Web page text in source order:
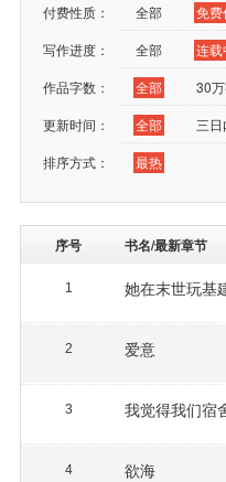
付费性质： 全部 免费
写作进度：
全部 连载
作品字数：
全部 30
更新时间：
全部 三日
排序方式：
最热
序号 书名/最新章节
1 她在末世玩基
2 爱意
3 我觉得我们宿
4 欲海